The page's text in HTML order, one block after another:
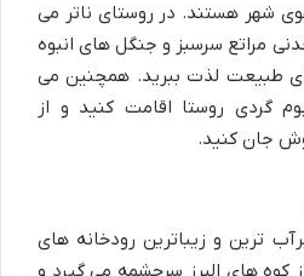
شهر هستند. در روستای ناتر می
مراتع سرسبز و جنگل های انبوه
طبیعت لذت ببرید. همچنین می
گردی روستا اقامت کنید و از
جان کنید.
ترین و زیباترین رودخانه های